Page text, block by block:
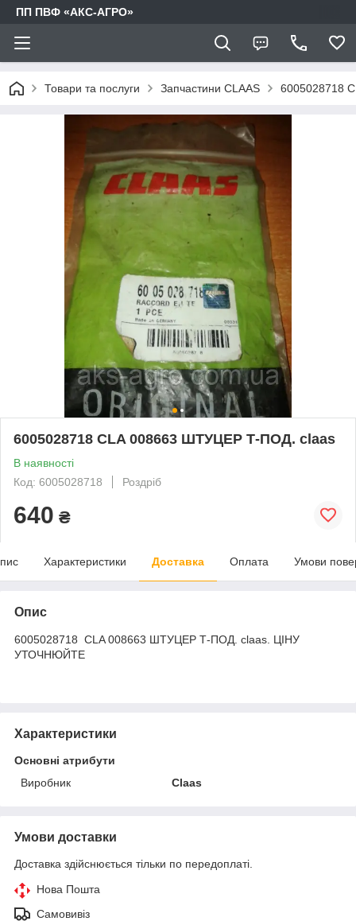
ПП ПВФ «АКС-АГРО»
Товари та послуги Запчастини CLAAS 6005028718
6005028718 CLA 008663 ШТУЦЕР Т-ПОД. claas
В наявності
Код: 6005028718
Роздріб
640 ₴
Характеристики Доставка Оплата Умови
Опис
6005028718 CLA 008663 ШТУЦЕР Т-ПОД. claas. ЦІНУ
УТОЧНЮЙТЕ
Характеристики
Основні атрибути
Виробник
Claas
Умови доставки
Доставка здійснюється тільки по передоплаті.
Нова Пошта
Самовивіз